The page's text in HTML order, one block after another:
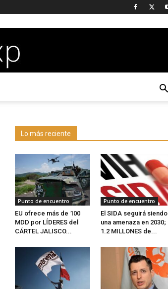
Lo más reciente
Punto de encuentro
EU ofrece más de 100
MDD por LÍDERES del
CÁRTEL JALISCO...
Punto de encuentro
El SIDA seguirá siendo
una amenaza en 2030;
1.2 MILLONES de...